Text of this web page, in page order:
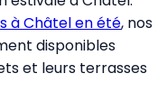
à Châtel en été, nos
disponibles
et leurs terrasses